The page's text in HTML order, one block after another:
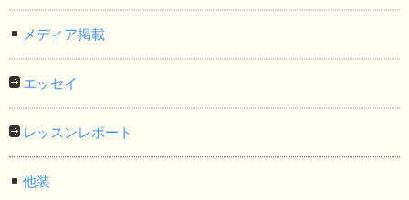
メディア掲載
エッセイ
レッスンレポート
他装